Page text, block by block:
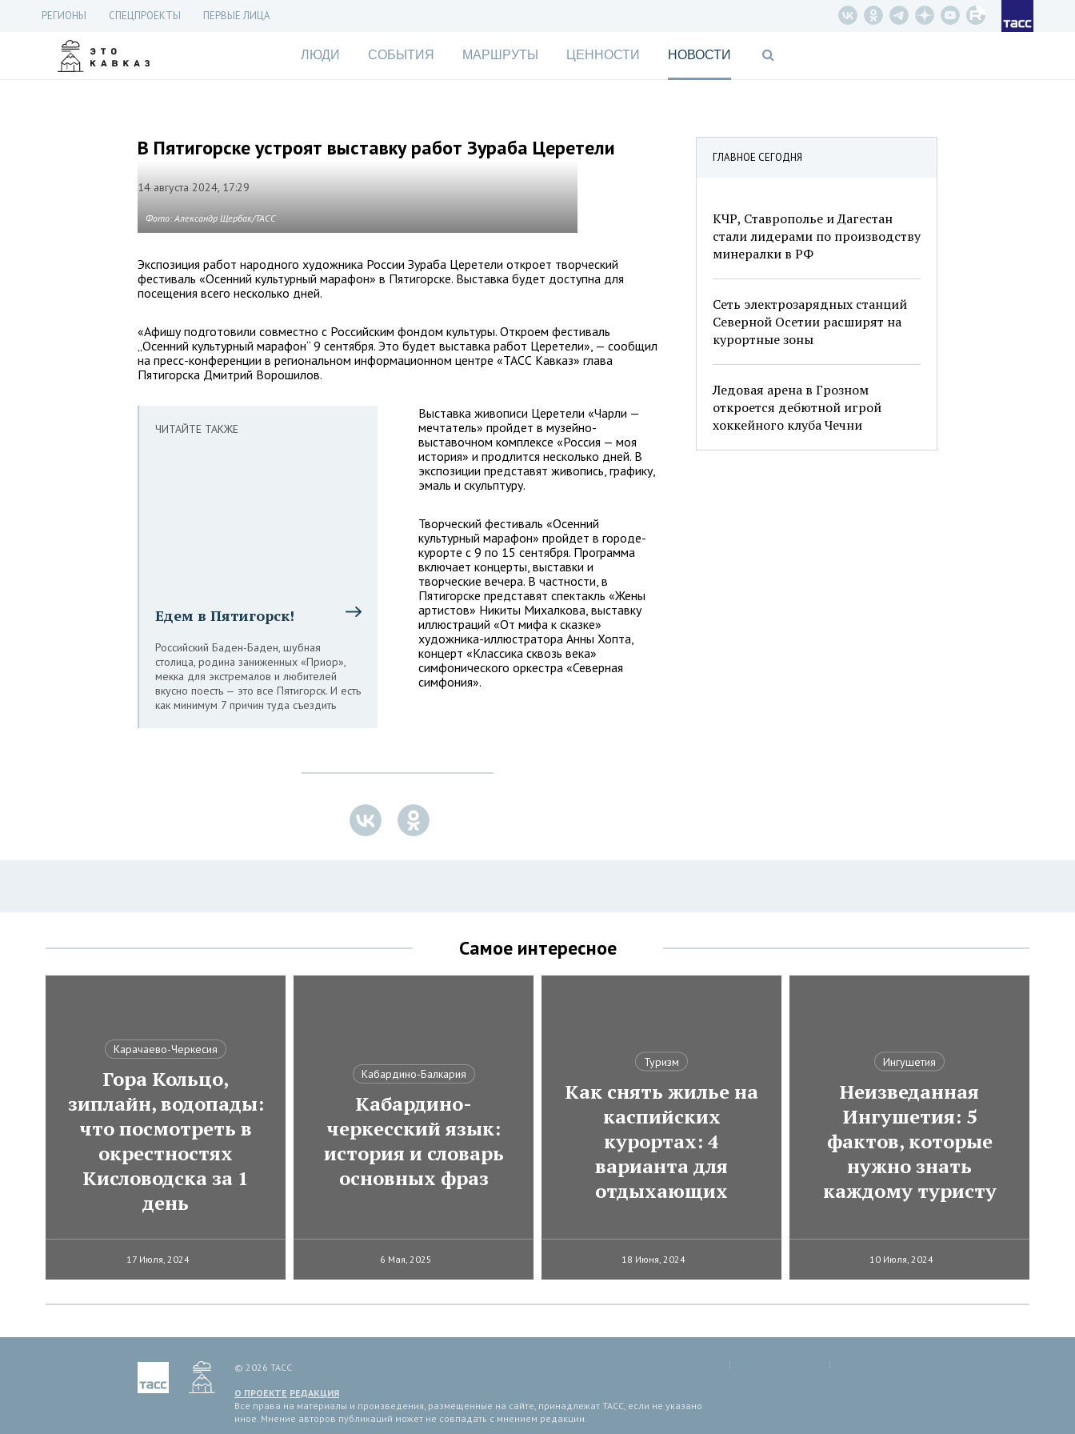
РЕГИОНЫ СПЕЦПРОЕКТЫ ПЕРВЫЕ ЛИЦА
ЛЮДИ СОБЫТИЯ МАРШРУТЫ ЦЕННОСТИ НОВОСТИ
ГЛАВНОЕ СЕГОДНЯ
КЧР, Ставрополье и Дагестан
стали лидерами по производству
минералки в РФ
Сеть электрозарядных станций
Северной Осетии расширят на
курортные зоны
Ледовая арена в Грозном
откроется дебютной игрой
хоккейного клуба Чечни
В Пятигорске устроят выставку работ Зураба Церетели
14 августа 2024, 17:29
Фото: Александр Щербак/ТАСС
Экспозиция работ народного художника России Зураба Церетели откроет творческий
фестиваль «Осенний культурный марафон» в Пятигорске. Выставка будет доступна для
посещения всего несколько дней.
«Афишу подготовили совместно с Российским фондом культуры. Откроем фестиваль
„Осенний культурный марафон“ 9 сентября. Это будет выставка работ Церетели», — сообщил
на пресс-конференции в региональном информационном центре «ТАСС Кавказ» глава
Пятигорска Дмитрий Ворошилов.
ЧИТАЙТЕ ТАКЖЕ
Едем в Пятигорск!
Российский Баден-Баден, шубная
столица, родина заниженных «Приор»,
мекка для экстремалов и любителей
вкусно поесть — это все Пятигорск. И есть
как минимум 7 причин туда съездить
Выставка живописи Церетели «Чарли —
мечтатель» пройдет в музейно-
выставочном комплексе «Россия — моя
история» и продлится несколько дней. В
экспозиции представят живопись, графику,
эмаль и скульптуру.
Творческий фестиваль «Осенний
культурный марафон» пройдет в городе-
курорте с 9 по 15 сентября. Программа
включает концерты, выставки и
творческие вечера. В частности, в
Пятигорске представят спектакль «Жены
артистов» Никиты Михалкова, выставку
иллюстраций «От мифа к сказке»
художника-иллюстратора Анны Хопта,
концерт «Классика сквозь века»
симфонического оркестра «Северная
симфония».
Самое интересное
Карачаево-Черкесия
Гора Кольцо,
зиплайн, водопады:
что посмотреть в
окрестностях
Кисловодска за 1
день
17 Июля, 2024
Кабардино-Балкария
Кабардино-
черкесский язык:
история и словарь
основных фраз
6 Мая, 2025
Туризм
Как снять жилье на
каспийских
курортах: 4
варианта для
отдыхающих
18 Июня, 2024
Ингушетия
Неизведанная
Ингушетия: 5
фактов, которые
нужно знать
каждому туристу
10 Июля, 2024
© 2026 ТАСС
О ПРОЕКТЕ РЕДАКЦИЯ
Все права на материалы и произведения, размещенные на сайте, принадлежат ТАСС, если не указано
иное. Мнение авторов публикаций может не совпадать с мнением редакции.